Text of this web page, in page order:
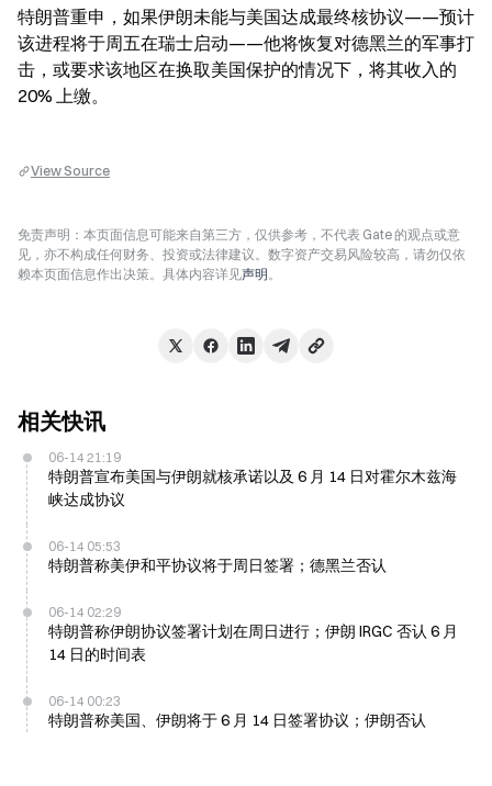
特朗普重申，如果伊朗未能与美国达成最终核协议——预计
该进程将于周五在瑞士启动——他将恢复对德黑兰的军事打
击，或要求该地区在换取美国保护的情况下，将其收入的
20% 上缴。
View Source
免责声明：本页面信息可能来自第三方，仅供参考，不代表 Gate 的观点或意
见，亦不构成任何财务、投资或法律建议。数字资产交易风险较高，请勿仅依
赖本页面信息作出决策。具体内容详见声明。
相关快讯
06-14 21:19
特朗普宣布美国与伊朗就核承诺以及 6 月 14 日对霍尔木兹海
峡达成协议
06-14 05:53
特朗普称美伊和平协议将于周日签署；德黑兰否认
06-14 02:29
特朗普称伊朗协议签署计划在周日进行；伊朗 IRGC 否认 6 月
14 日的时间表
06-14 00:23
特朗普称美国、伊朗将于 6 月 14 日签署协议；伊朗否认